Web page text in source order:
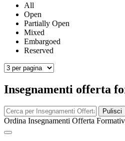
All
Open
Partially Open
Mixed
Embargoed
Reserved
Insegnamenti offerta
Pulisci
Ordina Insegnamenti Offerta